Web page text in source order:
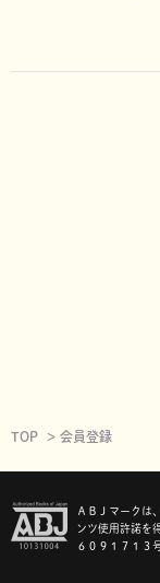
TOP 会員登録
ＡＢＪマークは
ンツ使用許諾を
６０９１７１３